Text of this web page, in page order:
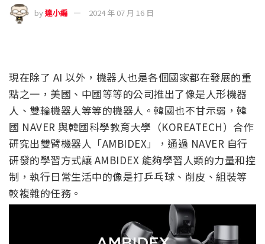
by達小編 2024 年 07 月 16 日
現在除了 AI 以外，機器人也是各個國家都在發展的重
點之一，美國、中國等等的公司推出了像是人形機器
人、雙輪機器人等等的機器人。韓國也不甘示弱，韓
國 NAVER 與韓國科學教育大學（KOREATECH）合作
研究出雙臂機器人「AMBIDEX」，通過 NAVER 自行
研發的學習方式讓 AMBIDEX 能夠學習人類的力量和控
制，執行日常生活中的像是打乒乓球、削皮、組裝等
較複雜的任務。